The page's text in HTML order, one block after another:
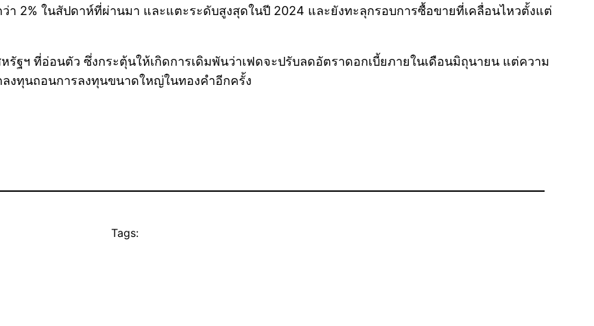
า 2% ในสัปดาห์ที่ผ่านมา และแตะระดับสูงสุดในปี 2024 และยังทะลุกรอบการซื้อขายที่เคลื่อนไหวตั้งแต่
ฐฯ ที่อ่อนตัว ซึ่งกระตุ้นให้เกิดการเดิมพันว่าเฟดจะปรับลดอัตราดอกเบี้ยภายในเดือนมิถุนายน แต่ความ
งทุนถอนการลงทุนขนาดใหญ่ในทองคำอีกครั้ง
Tags: